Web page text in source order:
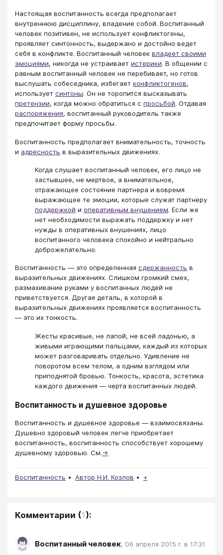
Настоящая воспитанность всегда предполагает
внутреннюю дисциплину, владение собой. Воспитанный
человек позитивен, не использует конфликтогены,
проявляет синтонность, выдержано и достойно ведет
себя в конфликте. Воспитанный человек владеет своими
эмоциями, никогда не устраивает истерики. В общении с
равным воспитанный человек не перебивает, но готов
выслушать собеседника, избегает конфликтогенов,
использует синтоны. Он не торопится высказывать
претензии, когда можно обратиться с просьбой. Отдавая
распоряжения, воспитанный руководитель также
предпочитает форму просьбы.
Воспитанность предполагает внимательность, точность
и адресность в выразительных движениях.
Когда слушает воспитанный человек, его лицо не
застывшее, не мертвое, а внимательное,
отражающее состояние партнера и вовремя
выражающее те эмоции, которые служат партнеру
поддержкой и оперативным внушением. Если же
нет необходимости выражать поддержку и нет
нужды в оперативных внушениях, лицо
воспитанного человека спокойно и нейтрально
доброжелательно.
Воспитанность — это определенная сдержанность в
выразительных движениях. Слишком громкий смех,
размахивание руками у воспитанных людей не
приветствуется. Другая деталь, в которой в
выразительных движениях проявляется воспитанность
— это их тонкость.
Жесты красивые, не лапой, не всей ладонью, а
живыми играющими пальцами, каждый из которых
может разговаривать отдельно. Удивление не
поворотом всем телом, а одним взглядом или
приподнятой бровью. Тонкость, красота, эстетика
каждого движения — черта воспитанных людей.
Воспитанность и душевное здоровье
Воспитанность и душевное здоровье — взаимосвязаны.
Душевно здоровый человек легче приобретает
воспитанность, воспитанность способствует хорошему
душевному здоровью. См.→
Воспитанность Автор Н.И. Козлов +
Комментарии (1):
Воспитанный человек, 06 апреля 2015 г. в 17:31